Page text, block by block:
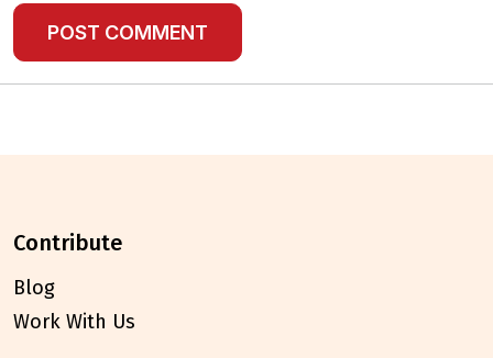
contribute
Blog
Work With Us